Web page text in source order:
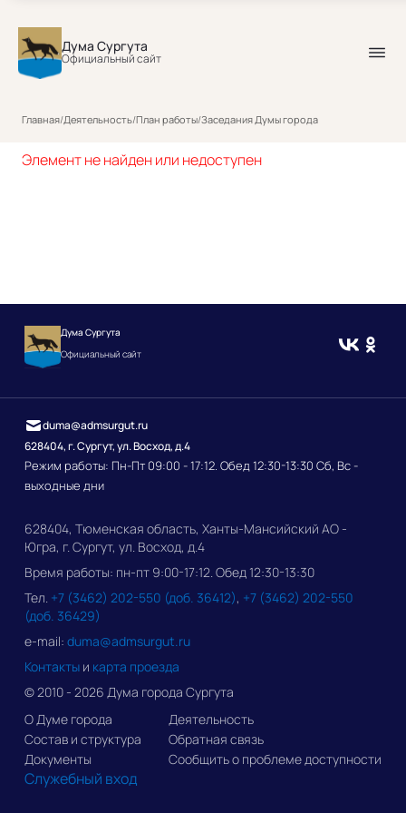
Дума Сургута
Официальный сайт
Главная/Деятельность/План работы/Заседания Думы города
Элемент не найден или недоступен
Дума Сургута
Официальный сайт
628404, г. Сургут, ул. Восход, д.4
Режим работы: Пн-Пт 09:00 - 17:12. Обед 12:30-13:30 Сб, Вс -
выходные дни
duma@admsurgut.ru
628404, Тюменская область, Ханты-Мансийский АО -
Югра, г. Сургут, ул. Восход, д.4
Время работы: пн-пт 9:00-17:12. Обед 12:30-13:30
Тел. +7 (3462) 202-550 (доб. 36412), +7 (3462) 202-550
(доб. 36429)
e-mail: duma@admsurgut.ru
Контакты и карта проезда
© 2010 - 2026 Дума города Сургута
О Думе города
Состав и структура
Документы
Деятельность
Обратная связь
Сообщить о проблеме доступности
Служебный вход